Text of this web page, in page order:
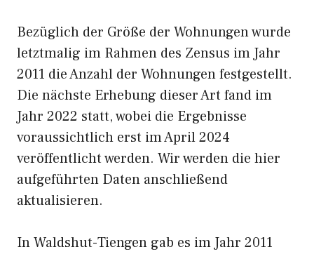
Bezüglich der Größe der Wohnungen wurde
letztmalig im Rahmen des Zensus im Jahr
2011 die Anzahl der Wohnungen festgestellt.
Die nächste Erhebung dieser Art fand im
Jahr 2022 statt, wobei die Ergebnisse
voraussichtlich erst im April 2024
veröffentlicht werden. Wir werden die hier
aufgeführten Daten anschließend
aktualisieren.
In Waldshut-Tiengen gab es im Jahr 2011